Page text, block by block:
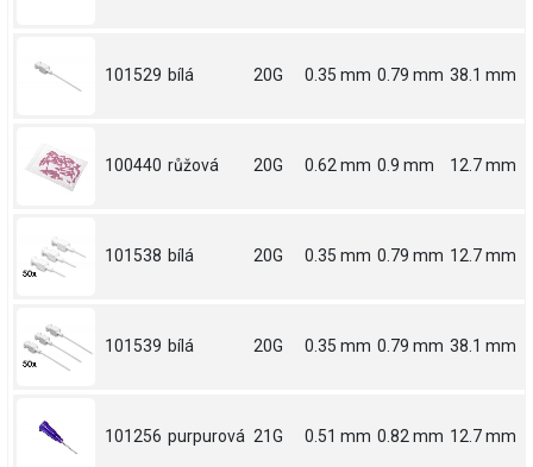
101529 bílá 20G 0.35 mm 0.79 mm 38.1 mm
100440 růžová 20G 0.62 mm 0.9 mm 12.7 mm
101538 bílá 20G 0.35 mm 0.79 mm 12.7 mm
101539 bílá 20G 0.35 mm 0.79 mm 38.1 mm
101256 purpurová 21G 0.51 mm 0.82 mm 12.7 mm